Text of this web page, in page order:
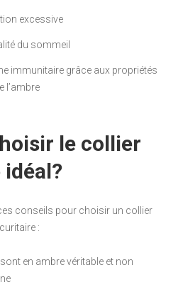
excessive
du sommeil
immunitaire grâce aux propriétés
l’ambre
le collier
idéal?
conseils pour choisir un collier
:
en ambre véritable et non